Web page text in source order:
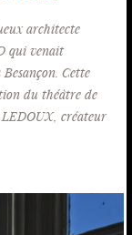
architecte
qui venait
Cette
du théâtre de
LEDOUX, créateur